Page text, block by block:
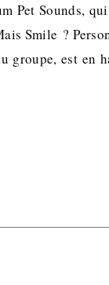
Pet Sounds,
Smile ?
groupe, est en